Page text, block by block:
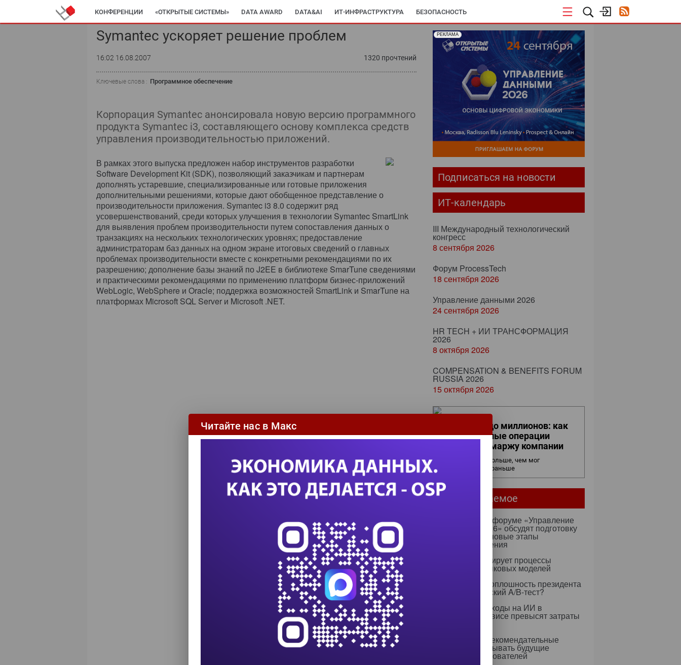
КОНФЕРЕНЦИИ «ОТКРЫТЫЕ СИСТЕМЫ» DATA AWARD DATA&AI ИТ-ИНФРАСТРУКТУРА БЕЗОПАСНОСТЬ
Symantec ускоряет решение проблем
16:02 16.08.2007 1320 прочтений
Ключевые слова : Программное обеспечение
Корпорация Symantec анонсировала новую версию программного
продукта Symantec i3, составляющего основу комплекса средств
управления производительностью приложений.
В рамках этого выпуска предложен набор инструментов разработки
Software Development Kit (SDK), позволяющий заказчикам и партнерам
дополнять устаревшие, специализированные или готовые приложения
дополнительными решениями, которые дают обобщенное представление о
производительности приложения. Symantec i3 8.0 содержит ряд
усовершенствований, среди которых улучшения в технологии Symantec SmartLink
для выявления проблем производительности путем сопоставления данных о
транзакциях на нескольких технологических уровнях; предоставление
администраторам баз данных на одном экране итоговых сведений о главных
проблемах производительности вместе с конкретными рекомендациями по их
разрешению; дополнение базы знаний по J2EE в библиотеке SmarTune сведениями
и практическими рекомендациями по применению платформ бизнес-приложений
WebLogic, WebSphere и Oracle; поддержка возможностей SmartLink и SmarTune на
платформах Microsoft SQL Server и Microsoft .NET.
РЕКЛАМА
Подписаться на новости
ИТ-календарь
III Международный технологический
конгресс
8 сентября 2026
Форум ProcessTech
18 сентября 2026
Управление данными 2026
24 сентября 2026
HR TECH + ИИ ТРАНСФОРМАЦИЯ
2026
8 октября 2026
COMPENSATION & BENEFITS FORUM
RUSSIA 2026
15 октября 2026
От кликов до миллионов: как
повседневные операции
влияют на маржу компании
Бизнес видит больше, чем мог
предположить раньше
Самое читаемое
24 сентября на форуме «Управление
данными — 2026» обсудят подготовку
данных к ИИ и новые этапы
импортозамещения
Т-Банк оптимизирует процессы
дообучения языковых моделей
Казус Rapidus: оплошность президента
или стратегический A/B-тест?
К 2030 году расходы на ИИ в
клиентском сервисе превысят затраты
В VK научили рекомендательные
алгоритмы учитывать будущие
интересы пользователей
Читайте нас в Макс